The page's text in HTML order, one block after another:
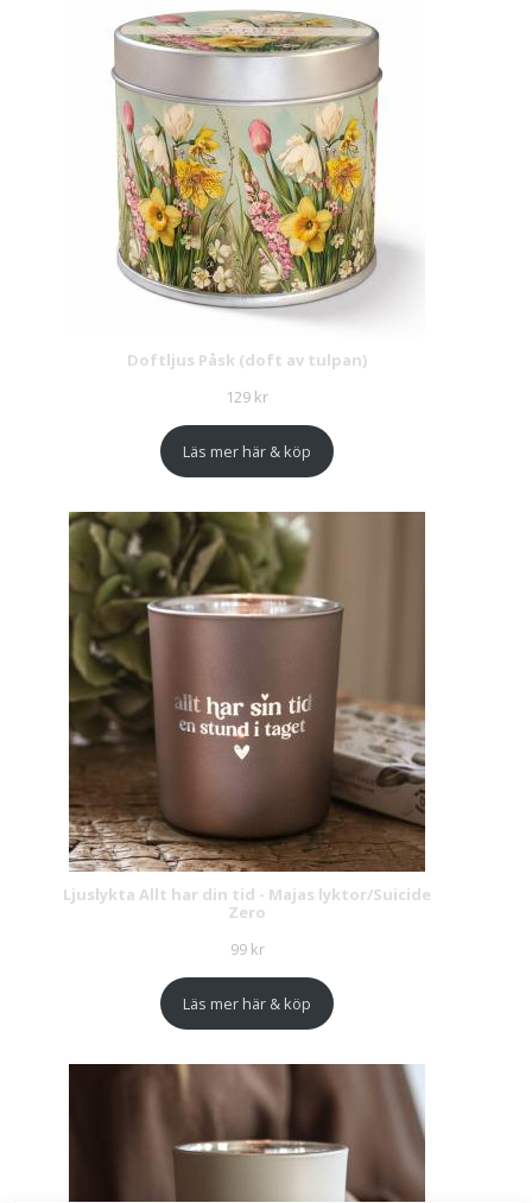
Doftljus Påsk (doft av tulpan)
129 kr
Läs mer här & köp
Ljuslykta Allt har din tid - Majas lyktor/Suicide
Zero
99 kr
Läs mer här & köp